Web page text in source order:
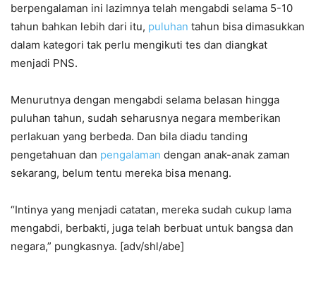
berpengalaman ini lazimnya telah mengabdi selama 5-10
tahun bahkan lebih dari itu, puluhan tahun bisa dimasukkan
dalam kategori tak perlu mengikuti tes dan diangkat
menjadi PNS.
Menurutnya dengan mengabdi selama belasan hingga
puluhan tahun, sudah seharusnya negara memberikan
perlakuan yang berbeda. Dan bila diadu tanding
pengetahuan dan pengalaman dengan anak-anak zaman
sekarang, belum tentu mereka bisa menang.
“Intinya yang menjadi catatan, mereka sudah cukup lama
mengabdi, berbakti, juga telah berbuat untuk bangsa dan
negara,” pungkasnya. [adv/shl/abe]